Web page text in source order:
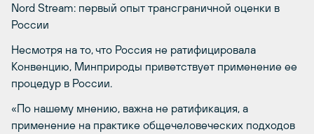
Nord Stream: первый опыт трансграничной оценки в
России
Несмотря на то, что Россия не ратифицировала
Конвенцию, Минприроды приветствует применение ее
процедур в России.
«По нашему мнению, важна не ратификация, а
применение на практике общечеловеческих подходов